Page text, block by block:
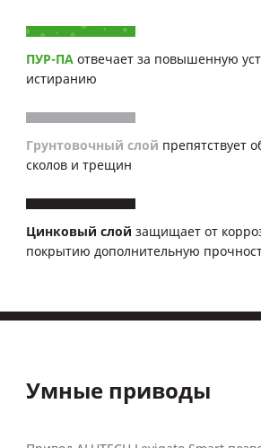
ПУР-ПАотвечает за повышенную
истиранию
Грунтовочный слой препятствует
сколов и трещин
Цинковый слой защищает от
покрытию дополнительную
Умные приводы